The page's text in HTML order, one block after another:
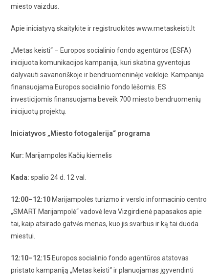
miesto vaizdus.
Apie iniciatyvą skaitykite ir registruokitės www.metaskeisti.lt
„Metas keisti“ – Europos socialinio fondo agentūros (ESFA)
inicijuota komunikacijos kampanija, kuri skatina gyventojus
dalyvauti savanoriškoje ir bendruomeninėje veikloje. Kampanija
finansuojama Europos socialinio fondo lėšomis. ES
investicijomis finansuojama beveik 700 miesto bendruomenių
inicijuotų projektų.
Iniciatyvos „Miesto fotogalerija“ programa
Kur: Marijampolės Kačių kiemelis
Kada: spalio 24 d. 12 val.
12:00–12:10 Marijampolės turizmo ir verslo informacinio centro
„SMART Marijampolė“ vadovė Ieva Vizgirdienė papasakos apie
tai, kaip atsirado gatvės menas, kuo jis svarbus ir ką tai duoda
miestui.
12:10–12:15 Europos socialinio fondo agentūros atstovas
pristato kampaniją „Metas keisti“ ir planuojamas įgyvendinti